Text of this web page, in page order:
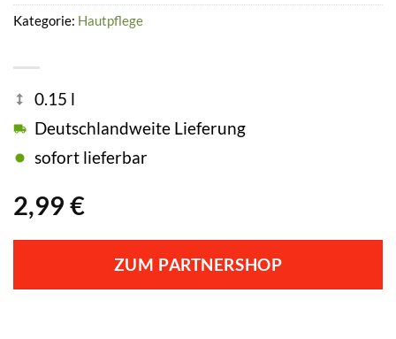
2,99 €
0.15 l
Deutschlandweite Lieferung
sofort lieferbar
ZUM PARTNERSHOP
Kategorie: Hautpflege